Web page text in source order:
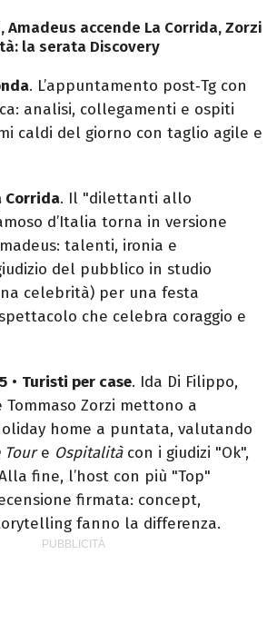
Amadeus accende La Corrida, Zorzi
la serata Discovery
. L’appuntamento post‑Tg con
analisi, collegamenti e ospiti
caldi del giorno con taglio agile e
Corrida. Il "dilettanti allo
d’Italia torna in versione
talenti, ironia e
del pubblico in studio
celebrità) per una festa
che celebra coraggio e
• Turisti per case. Ida Di Filippo,
Tommaso Zorzi mettono a
home a puntata, valutando
Toure Ospitalitàcon i giudizi "Ok",
fine, l’host con più "Top"
firmata: concept,
fanno la differenza.